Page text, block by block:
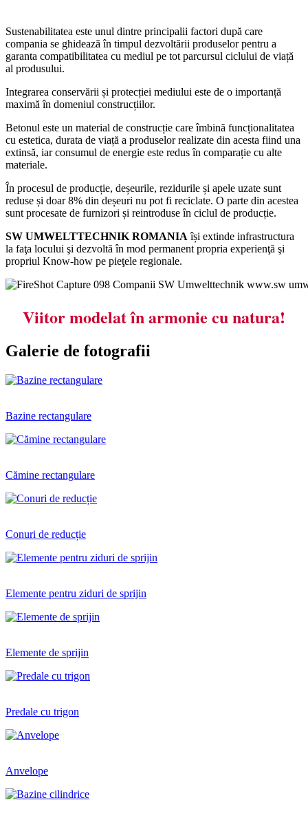
Sustenabilitatea este unul dintre principalii factori după care
compania se ghidează în timpul dezvoltării produselor pentru a
garanta compatibilitatea cu mediul pe tot parcursul ciclului de viață
al produsului.
Integrarea conservării și protecției mediului este de o importanță
maximă în domeniul construcțiilor.
Betonul este un material de construcție care îmbină funcționalitatea
cu estetica, durata de viață a produselor realizate din acesta fiind una
extinsă, iar consumul de energie este redus în comparație cu alte
materiale.
În procesul de producție, deșeurile, rezidurile și apele uzate sunt
reduse și doar 8% din deșeuri nu pot fi reciclate. O parte din acestea
sunt procesate de furnizori și reintroduse în ciclul de producție.
SW UMWELTTECHNIK ROMANIA își extinde infrastructura
la faţa locului şi dezvoltă în mod permanent propria experienţă şi
propriul Know-how pe pieţele regionale.
Viitor modelat în armonie cu natura!
Galerie de fotografii
Bazine rectangulare
Cămine rectangulare
Conuri de reducție
Elemente pentru ziduri de sprijin
Elemente de sprijin
Predale cu trigon
Anvelope